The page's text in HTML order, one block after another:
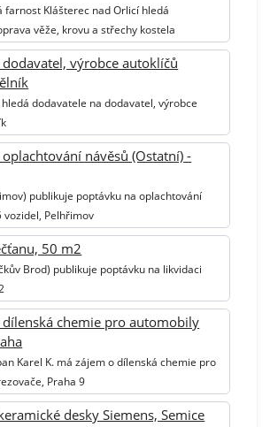
farnost Klášterec nad Orlicí hledá
věže, krovu a střechy kostela
výrobce autoklíčů
dodavatele na dodavatel, výrobce
návěsů (Ostatní) -
publikuje poptávku na oplachtování
vozidel, Pelhřimov
50 m2
Brod) publikuje poptávku na likvidaci
dílenská chemie pro automobily
Karel K. má zájem o dílenská chemie pro
Praha 9
desky Siemens, Semice